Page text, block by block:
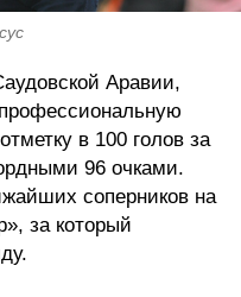
Аравии,
в 100 голов за
96 очками.
соперников на
за который